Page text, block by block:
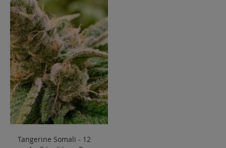
Tangerine Somali - 12